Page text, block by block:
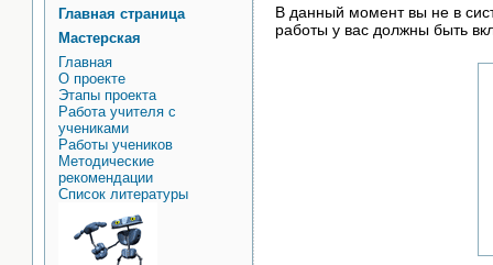
В данный момент вы не в
работы у вас должны быть
Главная страница
Мастерская
Главная
О проекте
Этапы проекта
Работа учителя с
учениками
Работы учеников
Методические
рекомендации
Список литературы